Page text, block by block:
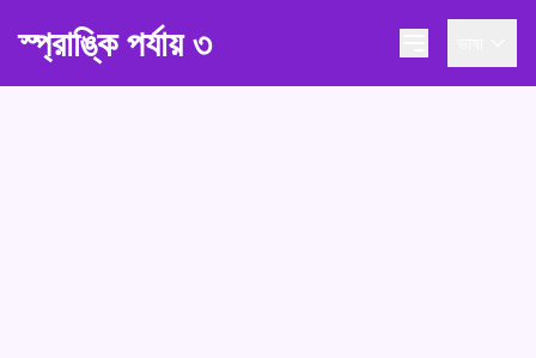
স্প্রাঙ্কি পর্যায় ৩